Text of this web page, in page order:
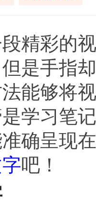
精彩的
是手指
能够将
学习笔
确呈现
吧！